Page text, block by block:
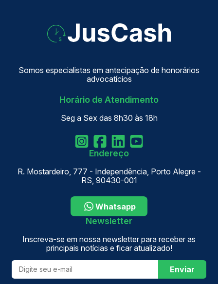
Somos especialistas em antecipação de honorários
advocatícios
Horário de Atendimento
Seg a Sex das 8h30 às 18h
Endereço
R. Mostardeiro, 777 - Independência, Porto Alegre -
RS, 90430-001
Whatsapp
Newsletter
Inscreva-se em nossa newsletter para receber as
principais notícias e ficar atualizado!
Enviar